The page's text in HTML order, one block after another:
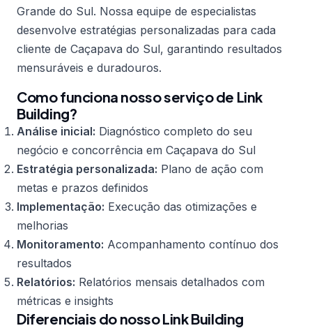
Grande do Sul. Nossa equipe de especialistas
desenvolve estratégias personalizadas para cada
cliente de Caçapava do Sul, garantindo resultados
mensuráveis e duradouros.
Como funciona nosso serviço de Link
Building?
Análise inicial: Diagnóstico completo do seu
negócio e concorrência em Caçapava do Sul
Estratégia personalizada: Plano de ação com
metas e prazos definidos
Implementação: Execução das otimizações e
melhorias
Monitoramento: Acompanhamento contínuo dos
resultados
Relatórios: Relatórios mensais detalhados com
métricas e insights
Diferenciais do nosso Link Building